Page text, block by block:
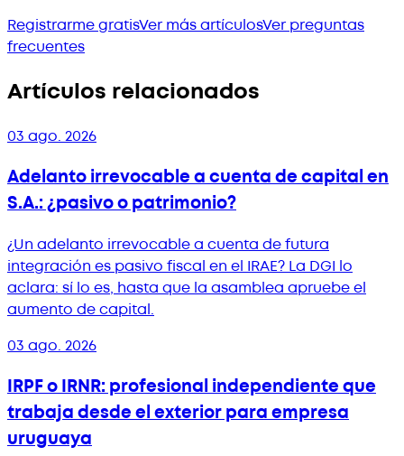
Registrarme gratisVer más artículosVer preguntas
frecuentes
Artículos relacionados
03 ago. 2026
Adelanto irrevocable a cuenta de capital en
S.A.: ¿pasivo o patrimonio?
¿Un adelanto irrevocable a cuenta de futura
integración es pasivo fiscal en el IRAE? La DGI lo
aclara: sí lo es, hasta que la asamblea apruebe el
aumento de capital.
03 ago. 2026
IRPF o IRNR: profesional independiente que
trabaja desde el exterior para empresa
uruguaya